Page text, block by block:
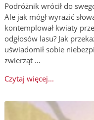
Podróżnik wrócił do
Ale jak mógł wyrazić
kontemplował kwiaty
odgłosów lasu? Jak
uświadomił sobie
zwierząt …
Czytaj więcej...